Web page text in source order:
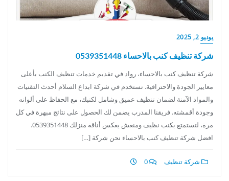
يونيو 2, 2025
شركة تنظيف كنب بالاحساء 0539351448
شركة تنظيف كنب بالاحساء، رواد في تقديم خدمات تنظيف الكنب بأعلى
معايير الجودة والاحترافية. نستخدم في شركة ابداع السلام أحدث التقنيات
والمواد الآمنة لضمان تنظيف عميق وشامل لكنبك، مع الحفاظ على ألوانه
وجودة أقمشته. فريقنا المدرب يضمن لك الحصول على نتائج مبهرة في كل
مرة، لتستمتع بكنب نظيف ومنعش يعكس أناقة منزلك 0539351448.
افضل شركة تنظيف كنب بالاحساء نحن شركة […]
شركة تنظيف